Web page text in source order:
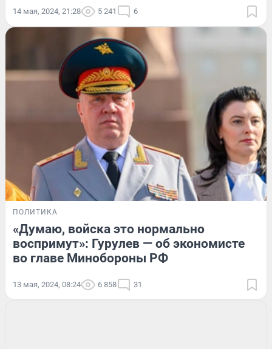
14 мая, 2024, 21:28 5 241 6
ПОЛИТИКА
«Думаю, войска это нормально
воспримут»: Гурулев — об экономисте
во главе Минобороны РФ
13 мая, 2024, 08:24 6 858 31